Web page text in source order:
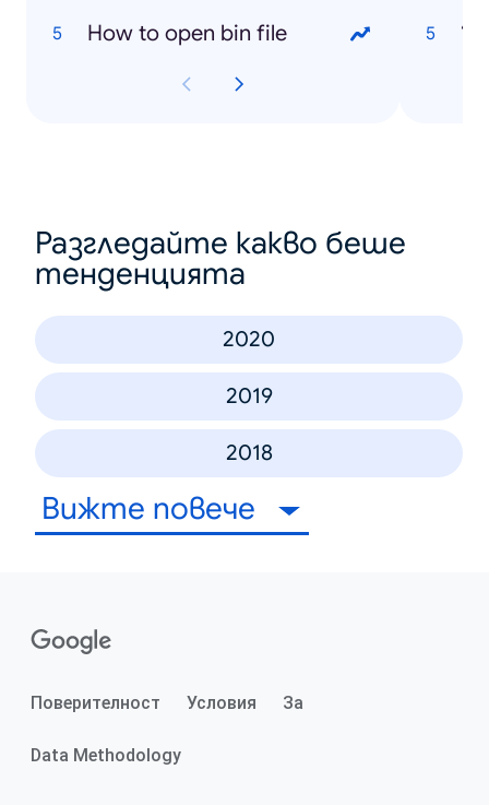
How to open bin file
Разгледайте какво беше
тенденцията
2020
2019
2018
Вижте повече
Поверителност Условия За
Data Methodology